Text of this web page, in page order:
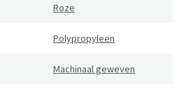
Roze
Polypropyleen
Machinaal geweven